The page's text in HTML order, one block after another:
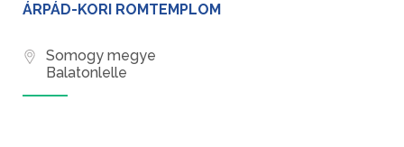
ÁRPÁD-KORI ROMTEMPLOM
Somogy megye
Balatonlelle